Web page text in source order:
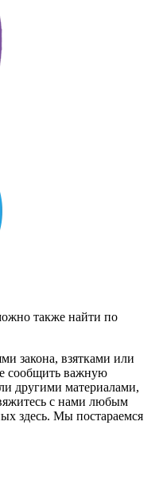
также найти по
закона, взятками или
сообщить важную
другими материалами,
с нами любым
здесь. Мы постараемся